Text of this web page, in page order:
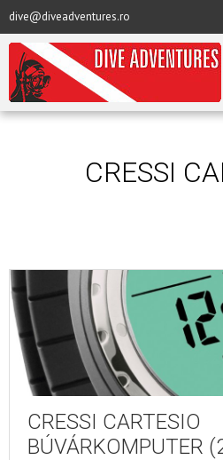
dive@diveadventures.ro
CRESSI
CRESSI CARTESIO
BÚVÁRKOMPUTER